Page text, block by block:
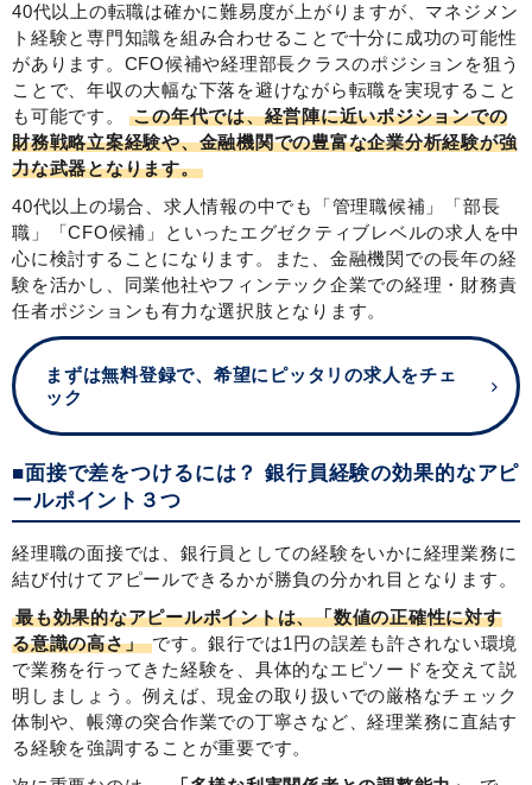
40代以上の転職は確かに難易度が上がりますが、マネジメン
ト経験と専門知識を組み合わせることで十分に成功の可能性
があります。CFO候補や経理部長クラスのポジションを狙う
ことで、年収の大幅な下落を避けながら転職を実現すること
も可能です。この年代では、経営陣に近いポジションでの
財務戦略立案経験や、金融機関での豊富な企業分析経験が強
力な武器となります。
40代以上の場合、求人情報の中でも「管理職候補」「部長
職」「CFO候補」といったエグゼクティブレベルの求人を中
心に検討することになります。また、金融機関での長年の経
験を活かし、同業他社やフィンテック企業での経理・財務責
任者ポジションも有力な選択肢となります。
まずは無料登録で、希望にピッタリの求人をチェ
ック
■面接で差をつけるには？ 銀行員経験の効果的なアピ
ールポイント３つ
経理職の面接では、銀行員としての経験をいかに経理業務に
結び付けてアピールできるかが勝負の分かれ目となります。
最も効果的なアピールポイントは、「数値の正確性に対す
る意識の高さ」 です。銀行では1円の誤差も許されない環境
で業務を行ってきた経験を、具体的なエピソードを交えて説
明しましょう。例えば、現金の取り扱いでの厳格なチェック
体制や、帳簿の突合作業での丁寧さなど、経理業務に直結す
る経験を強調することが重要です。